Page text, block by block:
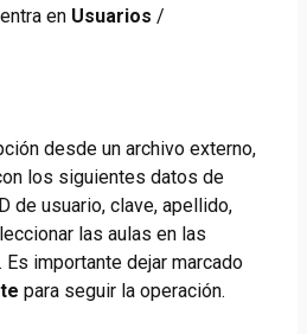
en Usuarios /
desde un archivo externo,
los siguientes datos de
de usuario, clave, apellido,
las aulas en las
importante dejar marcado
para seguir la operación.